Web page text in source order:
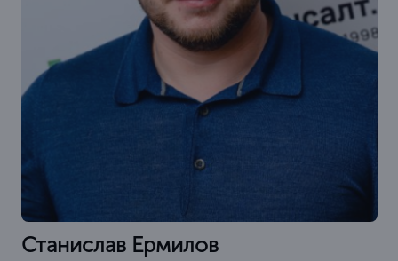
Станислав Ермилов